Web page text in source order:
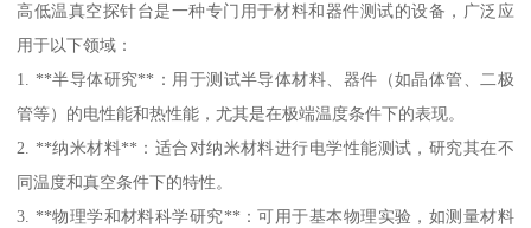
高低温真空探针台是一种专门用于材料和器件测试的设备，广泛应
用于以下领域：
1. **半导体研究**：用于测试半导体材料、器件（如晶体管、二极
管等）的电性能和热性能，尤其是在极端温度条件下的表现。
2. **纳米材料**：适合对纳米材料进行电学性能测试，研究其在不
同温度和真空条件下的特性。
3. **物理学和材料科学研究**：可用于基本物理实验，如测量材料